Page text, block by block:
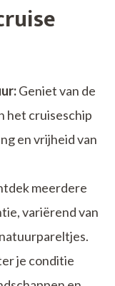
Geniet van de
het cruiseschip
en vrijheid van
meerdere
variërend van
je conditie